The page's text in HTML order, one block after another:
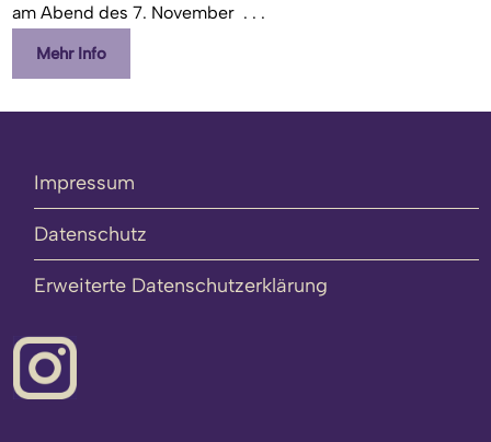
am Abend des 7. November . . .
Mehr Info
Impressum
Datenschutz
Erweiterte Datenschutzerklärung